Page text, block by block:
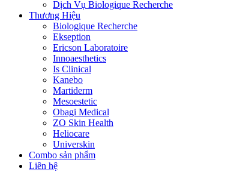
Dịch Vụ Biologique Recherche
Thương Hiệu
Biologique Recherche
Ekseption
Ericson Laboratoire
Innoaesthetics
Is Clinical
Kanebo
Martiderm
Mesoestetic
Obagi Medical
ZO Skin Health
Heliocare
Universkin
Combo sản phẩm
Liên hệ